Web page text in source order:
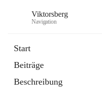
Viktorsberg
Navigation
Start
Beiträge
Beschreibung
1 Schnellzugriff